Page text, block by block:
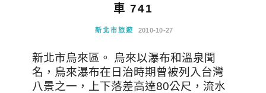
車 741
新北市旅遊 2010-10-27
新北市烏來區。 烏來以瀑布和溫泉聞
名，烏來瀑布在日治時期曾被列入台灣
八景之一，上下落差高達80公尺，流水